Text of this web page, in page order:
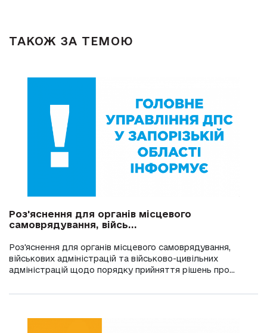
ТАКОЖ ЗА ТЕМОЮ
Роз'яснення для органів місцевого
самоврядування, війсь...
Роз'яснення для органів місцевого самоврядування,
військових адміністрацій та військово-цивільних
адміністрацій щодо порядку прийняття рішень про...